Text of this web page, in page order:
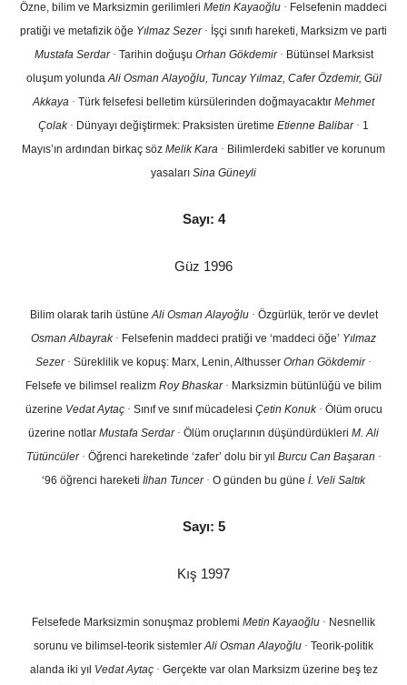
Özne, bilim ve Marksizmin gerilimleri Metin Kayaoğlu · Felsefenin maddeci
pratiği ve metafizik öğe Yılmaz Sezer · İşçi sınıfı hareketi, Marksizm ve parti
Mustafa Serdar · Tarihin doğuşu Orhan Gökdemir · Bütünsel Marksist
oluşum yolundaAli Osman Alayoğlu, Tuncay Yılmaz, Cafer Özdemir, Gül
Akkaya · Türk felsefesi belletim kürsülerinden doğmayacaktır Mehmet
Çolak · Dünyayı değiştirmek: Praksisten üretime Etienne Balibar · 1
Mayıs’ın ardından birkaç söz Melik Kara · Bilimlerdeki sabitler ve korunum
yasaları Sina Güneyli
Sayı: 4
Güz 1996
Bilim olarak tarih üstüneAli Osman Alayoğlu · Özgürlük, terör ve devlet
Osman Albayrak · Felsefenin maddeci pratiği ve ‘maddeci öğe’ Yılmaz
Sezer · Süreklilik ve kopuş: Marx, Lenin, Althusser Orhan Gökdemir ·
Felsefe ve bilimsel realizm Roy Bhaskar · Marksizmin bütünlüğü ve bilim
üzerine Vedat Aytaç · Sınıf ve sınıf mücadelesi Çetin Konuk · Ölüm orucu
üzerine notlar Mustafa Serdar · Ölüm oruçlarının düşündürdükleri M. Ali
Tütüncüler · Öğrenci hareketinde ‘zafer’ dolu bir yıl Burcu Can Başaran ·
‘96 öğrenci hareketi İlhan Tuncer · O günden bu güne İ. Veli Saltık
Sayı: 5
Kış 1997
Felsefede Marksizmin sonuşmaz problemi Metin Kayaoğlu · Nesnellik
sorunu ve bilimsel-teorik sistemlerAli Osman Alayoğlu · Teorik-politik
alanda iki yıl Vedat Aytaç · Gerçekte var olan Marksizm üzerine beş tez